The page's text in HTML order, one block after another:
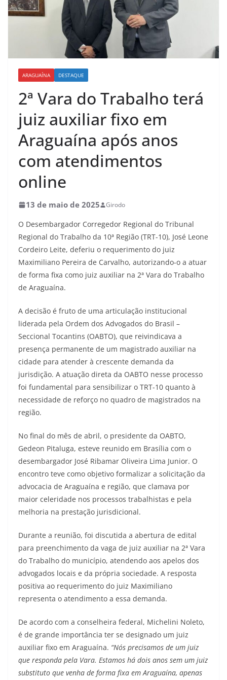
ARAGUAÍNA DESTAQUE
2ª Vara do Trabalho terá
juiz auxiliar fixo em
Araguaína após anos
com atendimentos
online
13 de maio de 2025 Girodo
O Desembargador Corregedor Regional do Tribunal
Regional do Trabalho da 10ª Região (TRT-10), José Leone
Cordeiro Leite, deferiu o requerimento do juiz
Maximiliano Pereira de Carvalho, autorizando-o a atuar
de forma fixa como juiz auxiliar na 2ª Vara do Trabalho
de Araguaína.
A decisão é fruto de uma articulação institucional
liderada pela Ordem dos Advogados do Brasil –
Seccional Tocantins (OABTO), que reivindicava a
presença permanente de um magistrado auxiliar na
cidade para atender à crescente demanda da
jurisdição. A atuação direta da OABTO nesse processo
foi fundamental para sensibilizar o TRT-10 quanto à
necessidade de reforço no quadro de magistrados na
região.
No final do mês de abril, o presidente da OABTO,
Gedeon Pitaluga, esteve reunido em Brasília com o
desembargador José Ribamar Oliveira Lima Junior. O
encontro teve como objetivo formalizar a solicitação da
advocacia de Araguaína e região, que clamava por
maior celeridade nos processos trabalhistas e pela
melhoria na prestação jurisdicional.
Durante a reunião, foi discutida a abertura de edital
para preenchimento da vaga de juiz auxiliar na 2ª Vara
do Trabalho do município, atendendo aos apelos dos
advogados locais e da própria sociedade. A resposta
positiva ao requerimento do juiz Maximiliano
representa o atendimento a essa demanda.
De acordo com a conselheira federal, Michelini Noleto,
é de grande importância ter se designado um juiz
auxiliar fixo em Araguaína. “Nós precisamos de um juiz
que responda pela Vara. Estamos há dois anos sem um juiz
substituto que venha de forma fixa em Araguaína, apenas